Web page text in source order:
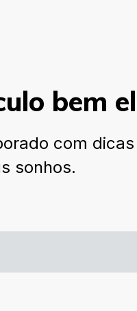
bem
com
sonhos.